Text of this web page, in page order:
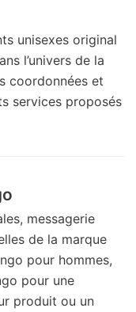
unisexes original
l’univers de la
coordonnées et
services proposés
messagerie
de la marque
pour hommes,
pour une
produit ou un